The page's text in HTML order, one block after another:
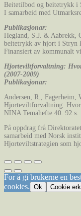
Beitetilbod og beitetrykk i
I samarbeid med
Publikasjonar:
Hegland, S.J. & Aabrekk,
beitetrykk av hjort i Stryn
Finansiert av kommunalt
Hjorteviltforvaltning:
(2007-2009)
Publikasjonar:
Andersen, R., Fagerheim,
Hjorteviltforvaltning.
NINA Temahefte 40. 92 s.
På oppdrag frå
samarbeid med Norsk
Hjorteviltstrategien som
For å gi brukerne en
cookies. Ok Cookie